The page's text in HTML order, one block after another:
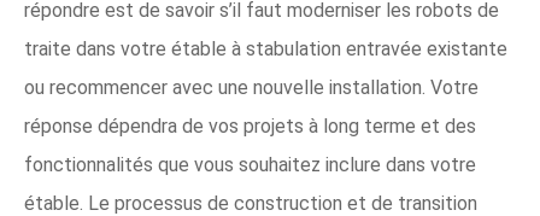
répondre est de savoir s’il faut moderniser les robots de
traite dans votre étable à stabulation entravée existante
ou recommencer avec une nouvelle installation. Votre
réponse dépendra de vos projets à long terme et des
fonctionnalités que vous souhaitez inclure dans votre
étable. Le processus de construction et de transition